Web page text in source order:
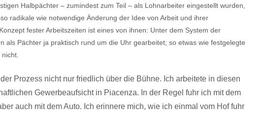
Halbpächter – zumindest zum Teil – als Lohnarbeiter eingestellt wurden,
radikale wie notwendige Änderung der Idee von Arbeit und ihrer
fester Arbeitszeiten ist eines von ihnen: Unter dem System der
als Pächter ja praktisch rund um die Uhr gearbeitet; so etwas wie festgelegte
nicht.
Prozess nicht nur friedlich über die Bühne. Ich arbeitete in diesen
Gewerbeaufsicht in Piacenza. In der Regel fuhr ich mit dem
auch mit dem Auto. Ich erinnere mich, wie ich einmal vom Hof fuhr